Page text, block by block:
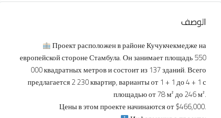
الوصف
Проект расположен в районе Кучукчекмедже на
европейской стороне Стамбула. Он занимает площадь 550
000 квадратных метров и состоит из 137 зданий. Всего
предлагается 2 230 квартир, варианты от 1 + 1 до 4 + 1 с
площадью от 78 м² до 246 м².
Цены в этом проекте начинаются от $466,000.